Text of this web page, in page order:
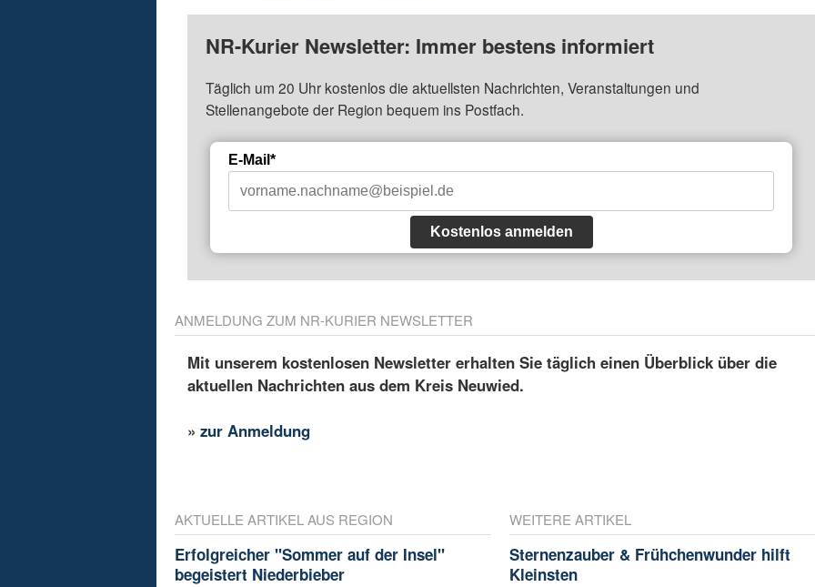
NR-Kurier Newsletter: Immer bestens informiert
Täglich um 20 Uhr kostenlos die aktuellsten Nachrichten, Veranstaltungen und
Stellenangebote der Region bequem ins Postfach.
E-Mail*
Kostenlos anmelden
ANMELDUNG ZUM NR-KURIER NEWSLETTER
Mit unserem kostenlosen Newsletter erhalten Sie täglich einen Überblick über die
aktuellen Nachrichten aus dem Kreis Neuwied.
»zur Anmeldung
AKTUELLE ARTIKEL AUS REGION
Erfolgreicher "Sommer auf der Insel"
begeistert Niederbieber
WEITERE ARTIKEL
Sternenzauber & Frühchenwunder hilft
Kleinsten